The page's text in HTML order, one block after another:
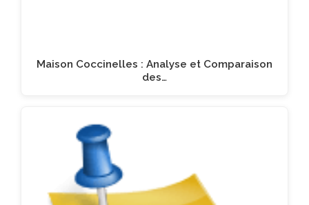
Maison Coccinelles : Analyse et Comparaison
des…